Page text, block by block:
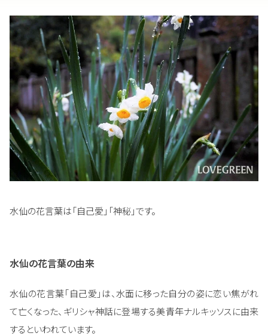
水仙の花言葉は「自己愛」「神秘」です。
水仙の花言葉の由来
水仙の花言葉「自己愛」は、水面に移った自分の姿に恋い焦がれ
て亡くなった、ギリシャ神話に登場する美青年ナルキッソスに由来
するといわれています。